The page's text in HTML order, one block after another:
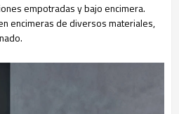
empotradas y bajo encimera.
encimeras de diversos materiales,